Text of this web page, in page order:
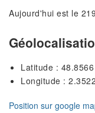
Aujourd'hui est le
Latitude : 48.8566
Longitude : 2.3522
Position sur google